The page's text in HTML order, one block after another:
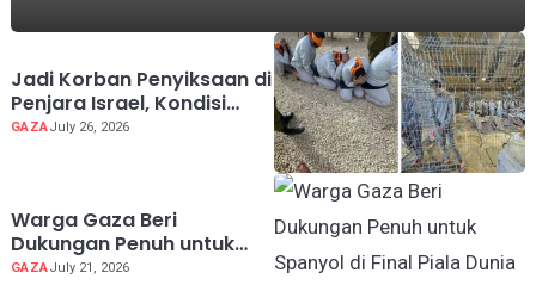
Jadi Korban Penyiksaan di
Penjara Israel, Kondisi
Dokter Palestina Terus
GAZAJuly 26, 2026
Warga Gaza Beri
Dukungan Penuh untuk
Spanyol di Final Piala
GAZAJuly 21, 2026